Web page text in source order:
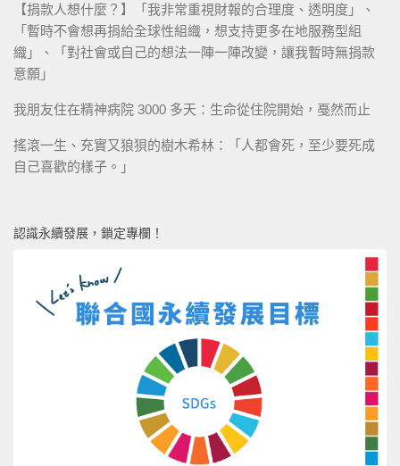
【捐款人想什麼？】「我非常重視財報的合理度、透明度」、
「暫時不會想再捐給全球性組織，想支持更多在地服務型組
織」、「對社會或自己的想法一陣一陣改變，讓我暫時無捐款
意願」
我朋友住在精神病院 3000 多天：生命從住院開始，戞然而止
搖滾一生、充實又狼狽的樹木希林：「人都會死，至少要死成
自己喜歡的樣子。」
認識永續發展，鎖定專欄！